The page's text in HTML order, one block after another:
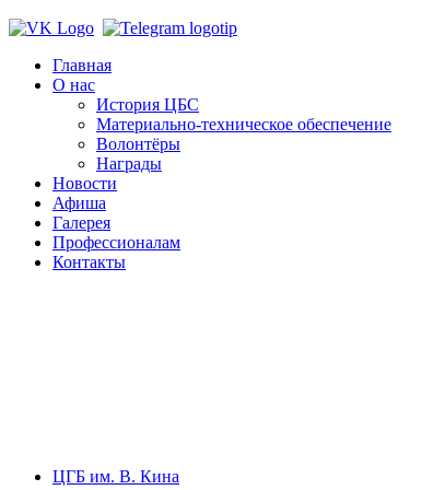
Главная
О нас
История ЦБС
Материально-техническое обеспечение
Волонтёры
Награды
Новости
Афиша
Галерея
Профессионалам
Контакты
ЦГБ им. В. Кина